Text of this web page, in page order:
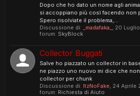
Dopo che ho dato un nome agli
si accoppiano più così facendo non
Spero risolviate il problema,...
Discussione di:
_madafaka_ , 20
forum: SkyBlock
Collector Buggati
Salve ho piazzato un collector in
ne piazzo uno nuovo mi dice che
collector per chunk
Discussione di: ItzNoFake, 24 Aprile
forum: Richiesta di Aiuto